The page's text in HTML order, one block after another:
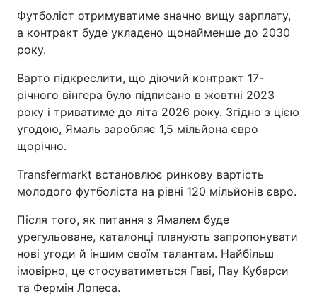
Футболіст отримуватиме значно вищу зарплату,
а контракт буде укладено щонайменше до 2030
року.
Варто підкреслити, що діючий контракт 17-
річного вінгера було підписано в жовтні 2023
року і триватиме до літа 2026 року. Згідно з цією
угодою, Ямаль заробляє 1,5 мільйона євро
щорічно.
Transfermarkt встановлює ринкову вартість
молодого футболіста на рівні 120 мільйонів євро.
Після того, як питання з Ямалем буде
урегульоване, каталонці планують запропонувати
нові угоди й іншим своїм талантам. Найбільш
імовірно, це стосуватиметься Гаві, Пау Кубарси
та Фермін Лопеса.